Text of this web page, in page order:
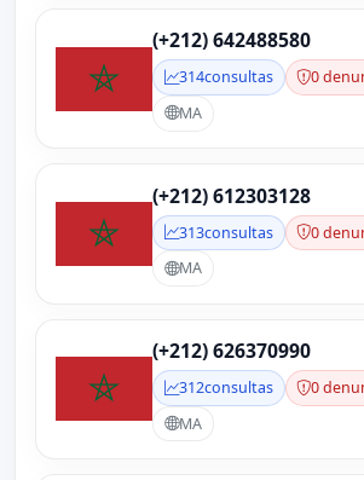
(+212) 642488580
314consultas 0
MA
(+212) 612303128
313consultas 0
MA
(+212) 626370990
312consultas 0
MA